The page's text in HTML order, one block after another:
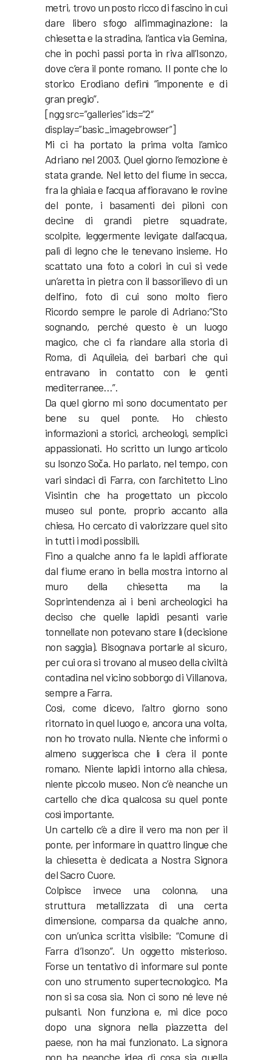
metri, trovo un posto ricco di fascino in cui
dare libero sfogo all’immaginazione: la
chiesetta e la stradina, l’antica via Gemina,
che in pochi passi porta in riva all’Isonzo,
dove c’era il ponte romano. Il ponte che lo
storico Erodiano definì “imponente e di
gran pregio”.
[ngg src=”galleries” ids=”2″
display=”basic_imagebrowser”]
Mi ci ha portato la prima volta l’amico
Adriano nel 2003. Quel giorno l’emozione è
stata grande. Nel letto del fiume in secca,
fra la ghiaia e l’acqua affioravano le rovine
del ponte, i basamenti dei piloni con
decine di grandi pietre squadrate,
scolpite, leggermente levigate dall’acqua,
pali di legno che le tenevano insieme. Ho
scattato una foto a colori in cui si vede
un’aretta in pietra con il bassorilievo di un
delfino, foto di cui sono molto fiero
Ricordo sempre le parole di Adriano:”Sto
sognando, perché questo è un luogo
magico, che ci fa riandare alla storia di
Roma, di Aquileia, dei barbari che qui
entravano in contatto con le genti
mediterranee…”.
Da quel giorno mi sono documentato per
bene su quel ponte. Ho chiesto
informazioni a storici, archeologi, semplici
appassionati. Ho scritto un lungo articolo
su Isonzo Soča. Ho parlato, nel tempo, con
vari sindaci di Farra, con l’architetto Lino
Visintin che ha progettato un piccolo
museo sul ponte, proprio accanto alla
chiesa, Ho cercato di valorizzare quel sito
in tutti i modi possibili.
Fino a qualche anno fa le lapidi affiorate
dal fiume erano in bella mostra intorno al
muro della chiesetta ma la
Soprintendenza ai i beni archeologici ha
deciso che quelle lapidi pesanti varie
tonnellate non potevano stare lì (decisione
non saggia). Bisognava portarle al sicuro,
per cui ora si trovano al museo della civiltà
contadina nel vicino sobborgo di Villanova,
sempre a Farra.
Così, come dicevo, l’altro giorno sono
ritornato in quel luogo e, ancora una volta,
non ho trovato nulla. Niente che informi o
almeno suggerisca che lì c’era il ponte
romano. Niente lapidi intorno alla chiesa,
niente piccolo museo. Non c’è neanche un
cartello che dica qualcosa su quel ponte
così importante.
Un cartello c’è a dire il vero ma non per il
ponte, per informare in quattro lingue che
la chiesetta è dedicata a Nostra Signora
del Sacro Cuore.
Colpisce invece una colonna, una
struttura metallizzata di una certa
dimensione, comparsa da qualche anno,
con un’unica scritta visibile: “Comune di
Farra d’Isonzo”. Un oggetto misterioso.
Forse un tentativo di informare sul ponte
con uno strumento supertecnologico. Ma
non si sa cosa sia. Non ci sono né leve né
pulsanti. Non funziona e, mi dice poco
dopo una signora nella piazzetta del
paese, non ha mai funzionato. La signora
non ha neanche idea di cosa sia quella